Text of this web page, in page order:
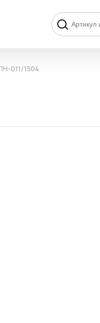
011/1504